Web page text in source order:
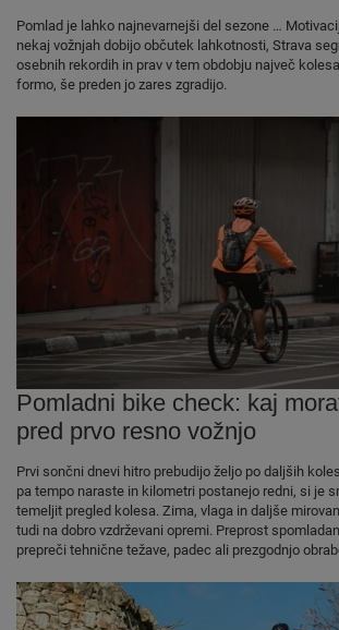
Pomlad je lahko najnevarnejši del sezone …
nekaj vožnjah dobijo občutek lahkotnosti, Strava
osebnih rekordih in prav v tem obdobju največ
formo, še preden jo zares zgradijo.
Pomladni bike check: kaj
pred prvo resno vožnjo
Prvi sončni dnevi hitro prebudijo željo po daljših
pa tempo naraste in kilometri postanejo redni, si je
temeljit pregled kolesa. Zima, vlaga in daljše
tudi na dobro vzdrževani opremi. Preprost
prepreči tehnične težave, padec ali prezgodnjo